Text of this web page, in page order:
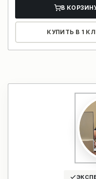
В
КУПИТЬ В 1